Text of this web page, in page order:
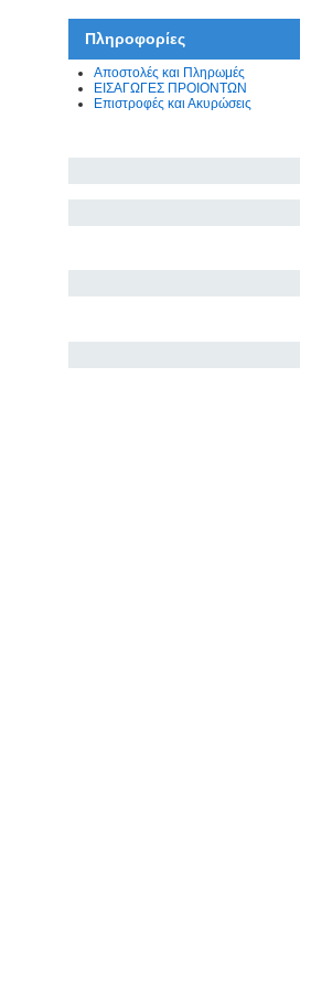
Πληροφορίες
Αποστολές και Πληρωμές
ΕΙΣΑΓΩΓΕΣ ΠΡΟΙΟΝΤΩΝ
Επιστροφές και Ακυρώσεις